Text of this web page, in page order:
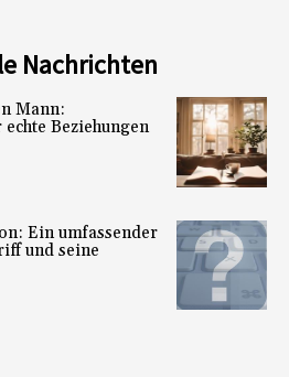
Nachrichten
Mann:
Beziehungen
Ein umfassender
und seine